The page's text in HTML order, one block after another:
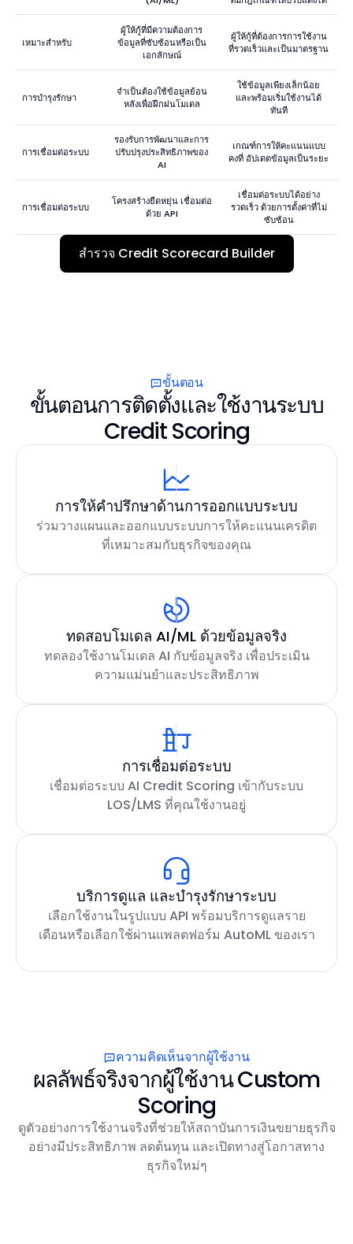
เหมาะสำหรับ
ผู้ให้กู้ที่มีความต้องการ
ข้อมูลที่ซับซ้อนหรือเป็น
เอกลักษณ์
ผู้ให้กู้ที่ต้องการการใช้งาน
ที่รวดเร็วและเป็นมาตรฐาน
การบำรุงรักษา
จำเป็นต้องใช้ข้อมูลย้อน
หลังเพื่อฝึกฝนโมเดล
ใช้ข้อมูลเพียงเล็กน้อย
และพร้อมเริ่มใช้งานได้
ทันที
การเชื่อมต่อระบบ
รองรับการพัฒนาและการ
ปรับปรุงประสิทธิภาพของ
AI
เกณฑ์การให้คะแนนแบบ
คงที่ อัปเดตข้อมูลเป็นระยะ
การเชื่อมต่อระบบ
โครงสร้างยืดหยุ่น เชื่อมต่อ
ด้วย API
เชื่อมต่อระบบได้อย่าง
รวดเร็ว ด้วยการตั้งค่าที่ไม่
ซับซ้อน
สำรวจ Credit Scorecard Builder
ขั้นตอน
ขั้นตอนการติดตั้งและใช้งานระบบ
Credit Scoring
การให้คำปรึกษาด้านการออกแบบระบบ
ร่วมวางแผนและออกแบบระบบการให้คะแนนเครดิต
ที่เหมาะสมกับธุรกิจของคุณ
ทดสอบโมเดล AI/ML ด้วยข้อมูลจริง
ทดลองใช้งานโมเดล AI กับข้อมูลจริง เพื่อประเมิน
ความแม่นยำและประสิทธิภาพ
การเชื่อมต่อระบบ
เชื่อมต่อระบบ AI Credit Scoring เข้ากับระบบ
LOS/LMS ที่คุณใช้งานอยู่
บริการดูแล และบำรุงรักษาระบบ
เลือกใช้งานในรูปแบบ API พร้อมบริการดูแลราย
เดือนหรือเลือกใช้ผ่านแพลตฟอร์ม AutoML ของเรา
ความคิดเห็นจากผู้ใช้งาน
ผลลัพธ์จริงจากผู้ใช้งาน Custom
Scoring
ดูตัวอย่างการใช้งานจริงที่ช่วยให้สถาบันการเงินขยายธุรกิจ
อย่างมีประสิทธิภาพ ลดต้นทุน และเปิดทางสู่โอกาสทาง
ธุรกิจใหม่ๆ